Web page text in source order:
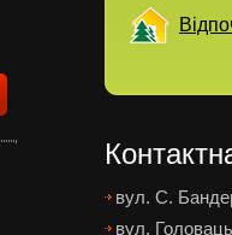
вул. С.
вул.